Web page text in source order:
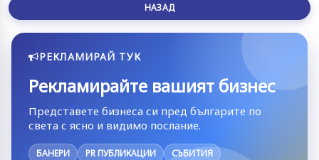
НАЗАД
РЕКЛАМИРАЙ ТУК
Рекламирайте вашият бизнес
Представете бизнеса си пред българите по
света с ясно и видимо послание.
БАНЕРИ PR ПУБЛИКАЦИИ СЪБИТИЯ